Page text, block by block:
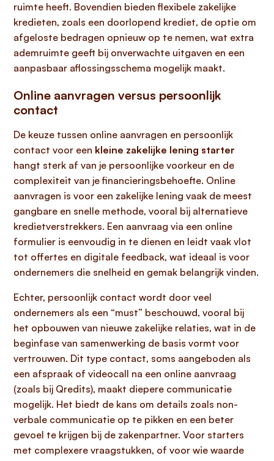
ruimte heeft. Bovendien bieden flexibele zakelijke
kredieten, zoals een doorlopend krediet, de optie om
afgeloste bedragen opnieuw op te nemen, wat extra
ademruimte geeft bij onverwachte uitgaven en een
aanpasbaar aflossingsschema mogelijk maakt.
Online aanvragen versus persoonlijk
contact
De keuze tussen online aanvragen en persoonlijk
contact voor een kleine zakelijke lening starter
hangt sterk af van je persoonlijke voorkeur en de
complexiteit van je financieringsbehoefte. Online
aanvragen is voor een zakelijke lening vaak de meest
gangbare en snelle methode, vooral bij alternatieve
kredietverstrekkers. Een aanvraag via een online
formulier is eenvoudig in te dienen en leidt vaak vlot
tot offertes en digitale feedback, wat ideaal is voor
ondernemers die snelheid en gemak belangrijk vinden.
Echter, persoonlijk contact wordt door veel
ondernemers als een “must” beschouwd, vooral bij
het opbouwen van nieuwe zakelijke relaties, wat in de
beginfase van samenwerking de basis vormt voor
vertrouwen. Dit type contact, soms aangeboden als
een afspraak of videocall na een online aanvraag
(zoals bij Qredits), maakt diepere communicatie
mogelijk. Het biedt de kans om details zoals non-
verbale communicatie op te pikken en een beter
gevoel te krijgen bij de zakenpartner. Voor starters
met complexere vraagstukken, of voor wie waarde